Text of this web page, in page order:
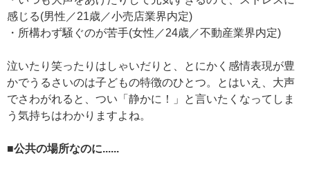
感じる(男性／21歳／小売店業界内定)
・所構わず騒ぐのが苦手(女性／24歳／不動産業界内定)
泣いたり笑ったりはしゃいだりと、とにかく感情表現が豊
かでうるさいのは子どもの特徴のひとつ。とはいえ、大声
でさわがれると、つい「静かに！」と言いたくなってしま
う気持ちはわかりますよね。
■公共の場所なのに......